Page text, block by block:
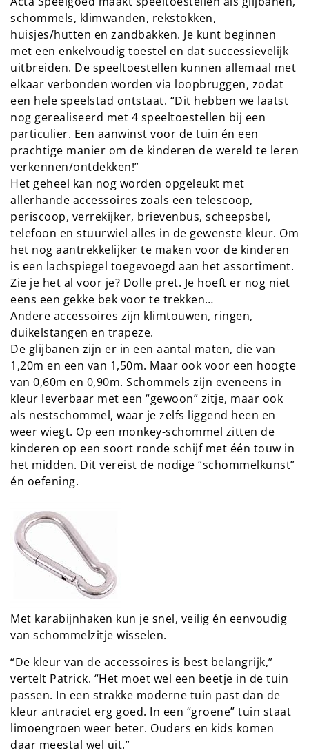
schommels, klimwanden, rekstokken,
huisjes/hutten en zandbakken. Je kunt beginnen
met een enkelvoudig toestel en dat successievelijk
uitbreiden. De speeltoestellen kunnen allemaal met
elkaar verbonden worden via loopbruggen, zodat
een hele speelstad ontstaat. “Dit hebben we laatst
nog gerealiseerd met 4 speeltoestellen bij een
particulier. Een aanwinst voor de tuin én een
prachtige manier om de kinderen de wereld te leren
verkennen/ontdekken!”
Het geheel kan nog worden opgeleukt met
allerhande accessoires zoals een telescoop,
periscoop, verrekijker, brievenbus, scheepsbel,
telefoon en stuurwiel alles in de gewenste kleur. Om
het nog aantrekkelijker te maken voor de kinderen
is een lachspiegel toegevoegd aan het assortiment.
Zie je het al voor je? Dolle pret. Je hoeft er nog niet
eens een gekke bek voor te trekken…
Andere accessoires zijn klimtouwen, ringen,
duikelstangen en trapeze.
De glijbanen zijn er in een aantal maten, die van
1,20m en een van 1,50m. Maar ook voor een hoogte
van 0,60m en 0,90m. Schommels zijn eveneens in
kleur leverbaar met een “gewoon” zitje, maar ook
als nestschommel, waar je zelfs liggend heen en
weer wiegt. Op een monkey-schommel zitten de
kinderen op een soort ronde schijf met één touw in
het midden. Dit vereist de nodige “schommelkunst”
én oefening.
Met karabijnhaken kun je snel, veilig én eenvoudig
van schommelzitje wisselen.
“De kleur van de accessoires is best belangrijk,”
vertelt Patrick. “Het moet wel een beetje in de tuin
passen. In een strakke moderne tuin past dan de
kleur antraciet erg goed. In een “groene” tuin staat
limoengroen weer beter. Ouders en kids komen
daar meestal wel uit.”